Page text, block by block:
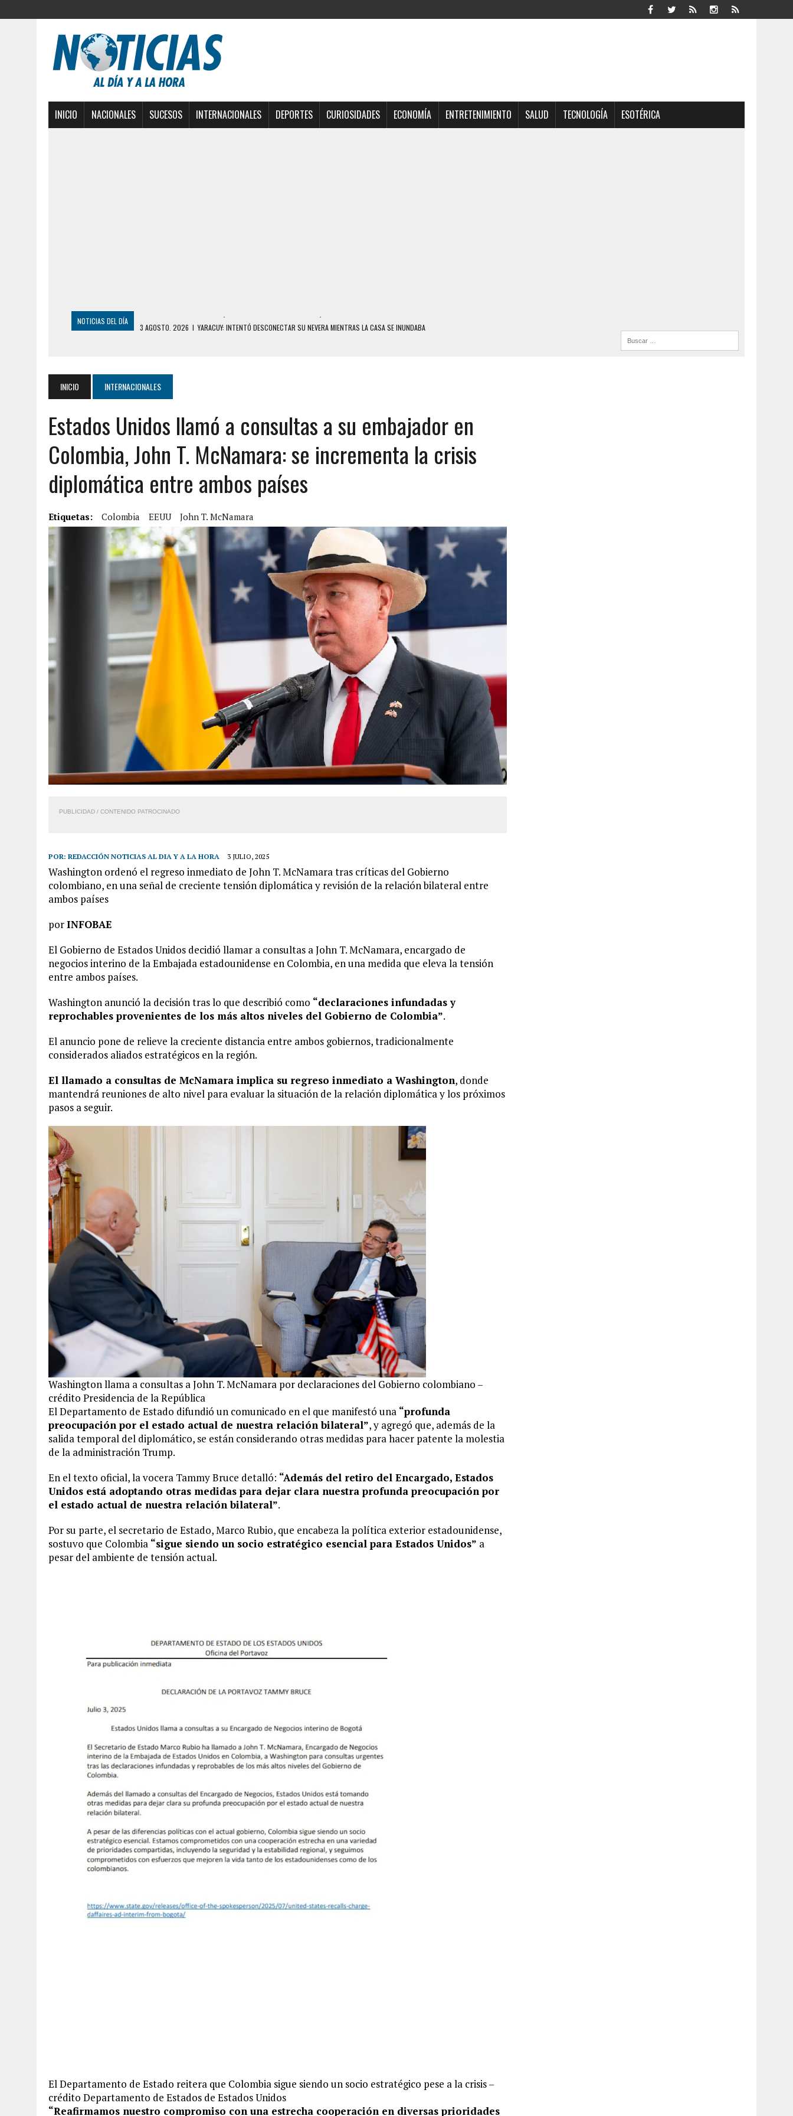
INICIO NACIONALES SUCESOS INTERNACIONALES DEPORTES CURIOSIDADES ECONOMÍA ENTRETENIMIENTO SALUD TECNOLOGÍA ESOTÉRICA
NOTICIAS DEL DÍA
YARACUY: INTENTÓ DESCONECTAR SU NEVERA MIENTRAS LA CASA SE INUNDABA
2 AGOSTO, 2026 | CONMOCIÓN EN CHILE POR BRUTAL CRIMEN CONTRA ADOLESCENTE VENEZOLANO: AUTOR MATERIAL SE MANTIENE EN FUGA
1 AGOSTO, 2026
UN MUERTO Y 5 HERIDOS SALDO DE COLISIÓN MÚLTIPLE EN LA AUTOPISTA VALLE-COCHE
31 JULIO, 2026 | ASESINARON A ADOLESCENTE VENEZOLANO DE 15 AÑOS EN LICEO DE CHILE: SUS COMPAÑEROS LO ESPERARON EN LA SALIDA
5 AGOSTO, 2026
PRESUNTO BROTE PSICÓTICO POR FALTA DE TRATAMIENTO DESENCADENÓ TRAGEDIA FAMILIAR
5 AGOSTO, 2026
HORROR EN BARINAS: UN HOMBRE INDUJO AL SUICIDIO A UNA ADOLESCENTE DE 13 AÑOS TRAS ABUSAR DE ELLA
3 AGOSTO, 2026
| LA INCREÍBLE FORMA EN LA QUE SOBREVIVIÓ UN HOMBRE Y SU FAMILIA TRAS LOS TERREMOTOS: CAYERON DESDE EL PISO NUEVE DEL
EDIFICIO PETUNIA
INICIO INTERNACIONALES
Estados Unidos llamó a consultas a su embajador en
Colombia, John T. McNamara: se incrementa la crisis
diplomática entre ambos países
Etiquetas: Colombia EEUU John T. McNamara
PUBLICIDAD / CONTENIDO PATROCINADO
POR: REDACCIÓN NOTICIAS AL DIA Y A LA HORA 3 JULIO, 2025
Washington ordenó el regreso inmediato de John T. McNamara tras críticas del Gobierno
colombiano, en una señal de creciente tensión diplomática y revisión de la relación bilateral entre
ambos países
porINFOBAE
El Gobierno de Estados Unidos decidió llamar a consultas a John T. McNamara, encargado de
negocios interino de la Embajada estadounidense en Colombia, en una medida que eleva la tensión
entre ambos países.
Washington anunció la decisión tras lo que describió como “declaraciones infundadas y
reprochables provenientes de los más altos niveles del Gobierno de Colombia”.
El anuncio pone de relieve la creciente distancia entre ambos gobiernos, tradicionalmente
considerados aliados estratégicos en la región.
El llamado a consultas de McNamara implica su regreso inmediato a Washington, donde
mantendrá reuniones de alto nivel para evaluar la situación de la relación diplomática y los próximos
pasos a seguir.
Washington llama a consultas a John T. McNamara por declaraciones del Gobierno colombiano –
crédito Presidencia de la República
El Departamento de Estado difundió un comunicado en el que manifestó una “profunda
preocupación por el estado actual de nuestra relación bilateral”, y agregó que, además de la
salida temporal del diplomático, se están considerando otras medidas para hacer patente la molestia
de la administración Trump.
En el texto oficial, la vocera Tammy Bruce detalló: “Además del retiro del Encargado, Estados
Unidos está adoptando otras medidas para dejar clara nuestra profunda preocupación por
el estado actual de nuestra relación bilateral”.
Por su parte, el secretario de Estado, Marco Rubio, que encabeza la política exterior estadounidense,
sostuvo que Colombia “sigue siendo un socio estratégico esencial para Estados Unidos” a
pesar del ambiente de tensión actual.
El Departamento de Estado reitera que Colombia sigue siendo un socio estratégico pese a la crisis –
crédito Departamento de Estados de Estados Unidos
“Reafirmamos nuestro compromiso con una estrecha cooperación en diversas prioridades